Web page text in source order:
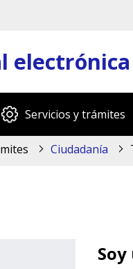
electrónica
Servicios y trámites
Ciudadanía